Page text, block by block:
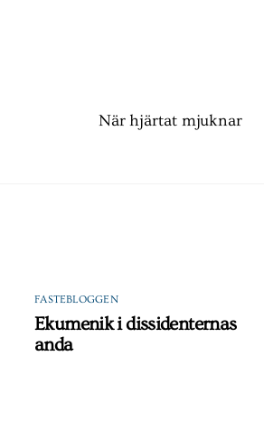
När hjärtat mjuknar
FASTEBLOGGEN
Ekumenik i dissidenternas
anda